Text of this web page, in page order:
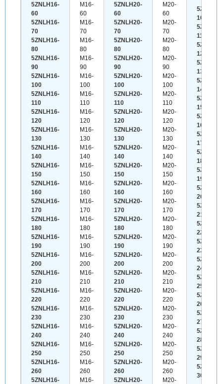
5ZNLH16-
60
5ZNLH16-
70
5ZNLH16-
80
5ZNLH16-
90
5ZNLH16-
100
5ZNLH16-
110
5ZNLH16-
120
5ZNLH16-
130
5ZNLH16-
140
5ZNLH16-
150
5ZNLH16-
160
5ZNLH16-
170
5ZNLH16-
180
5ZNLH16-
190
5ZNLH16-
200
5ZNLH16-
210
5ZNLH16-
220
5ZNLH16-
230
5ZNLH16-
240
5ZNLH16-
250
5ZNLH16-
260
5ZNLH16-
M16-
60
M16-
70
M16-
80
M16-
90
M16-
100
M16-
110
M16-
120
M16-
130
M16-
140
M16-
150
M16-
160
M16-
170
M16-
180
M16-
190
M16-
200
M16-
210
M16-
220
M16-
230
M16-
240
M16-
250
M16-
260
M16-
5ZNLH20-
60
5ZNLH20-
70
5ZNLH20-
80
5ZNLH20-
90
5ZNLH20-
100
5ZNLH20-
110
5ZNLH20-
120
5ZNLH20-
130
5ZNLH20-
140
5ZNLH20-
150
5ZNLH20-
160
5ZNLH20-
170
5ZNLH20-
180
5ZNLH20-
190
5ZNLH20-
200
5ZNLH20-
210
5ZNLH20-
220
5ZNLH20-
230
5ZNLH20-
240
5ZNLH20-
250
5ZNLH20-
260
5ZNLH20-
M20-
60
M20-
70
M20-
80
M20-
90
M20-
100
M20-
110
M20-
120
M20-
130
M20-
140
M20-
150
M20-
160
M20-
170
M20-
180
M20-
190
M20-
200
M20-
210
M20-
220
M20-
230
M20-
240
M20-
250
M20-
260
M20-
100
110
120
130
140
150
160
170
180
190
200
210
220
230
240
250
260
270
280
290
300